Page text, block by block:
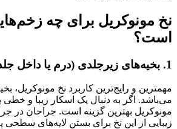
نخ مونوکریل برای چه
است؟
1. بخیه‌های زیرجلدی (درم یا داخل جلدی)
مهمترین و رایج‌ترین کاربرد نخ مونوکریل،
می‌باشد. اگر به دنبال یک اسکار زیبا و خطی
مونوکریل بهترین گزینه است. جراحان در
زیبایی از این نخ برای بستن لایه‌های